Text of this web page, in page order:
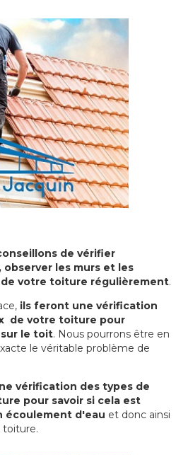
de vérifier
les murs et les
votre toiture régulièrement.
ils feront une vérification
de votre toiture pour
le toit. Nous pourrons être en
le véritable problème de
vérification des types de
pour savoir si cela est
écoulement d'eau et donc ainsi
toiture.